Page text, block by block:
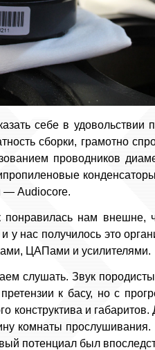
себе в удовольствии
сборки, грамотно
проводников
— Audiocore.
понравилась нам
у нас получилось это
ЦАПами и усилителями.
слушать. Звук
к басу, но с
конструктива и
комнаты
потенциал был